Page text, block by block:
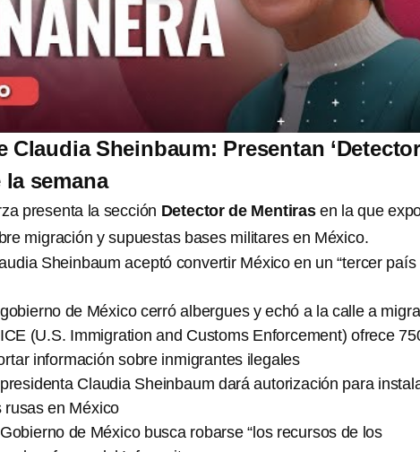
Claudia Sheinbaum: Presentan
la semana
presenta la sección Detector de Mentirasen la que
migración y supuestas bases militares en México.
Sheinbaum aceptó convertir México en un “tercer país
de México cerró albergues y echó a la calle a
(U.S. Immigration and Customs Enforcement) ofrece
información sobre inmigrantes ilegales
Claudia Sheinbaum dará autorización para
rusas en México
de México busca robarse “los recursos de los